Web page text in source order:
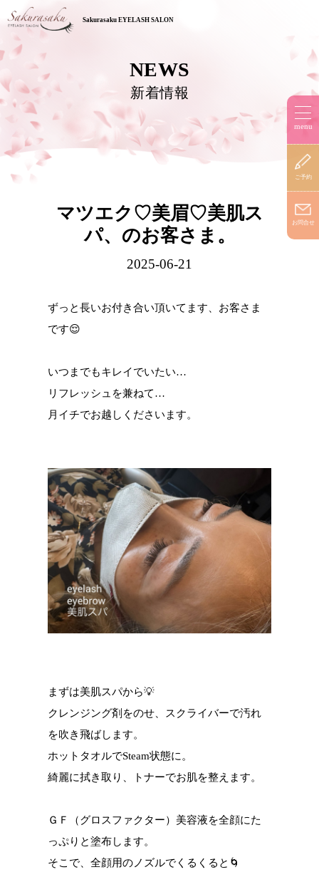
menu​​​​
ご予約
お問合せ
Sakurasaku EYELASH SALON
NEWS
新着情報
マツエク♡美眉♡美肌ス
パ、のお客さま。
2025-06-21
ずっと長いお付き合い頂いてます、お客さま
です😌
いつまでもキレイでいたい…
リフレッシュを兼ねて…
月イチでお越しくださいます。
まずは美肌スパから💡
クレンジング剤をのせ、スクライバーで汚れ
を吹き飛ばします。
ホットタオルでSteam状態に。
綺麗に拭き取り、トナーでお肌を整えます。
ＧＦ（グロスファクター）美容液を全顔にた
っぷりと塗布します。
そこで、全顔用のノズルでくるくると🌀